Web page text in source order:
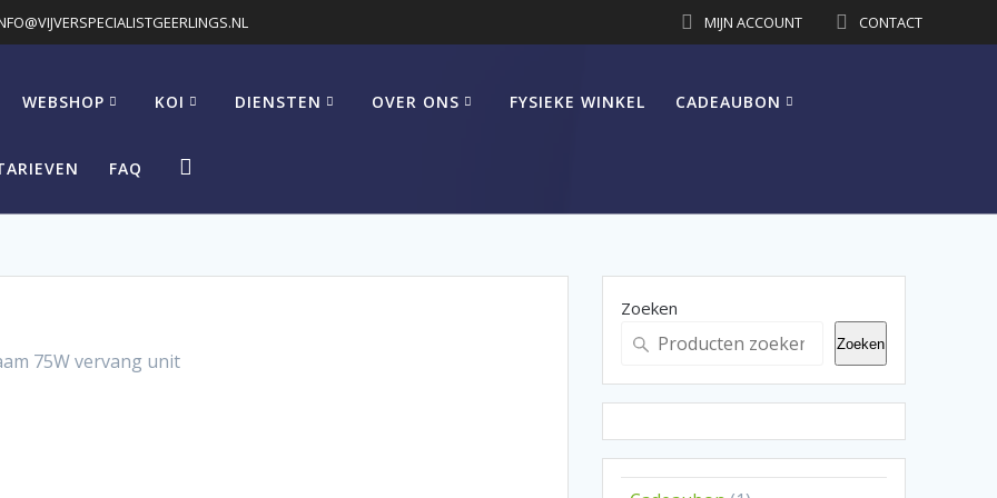
MIJN ACCOUNT CONTACT
WEBSHOP KOI DIENSTEN OVER ONS FYSIEKE WINKEL CADEAUBON
FAQ
75W vervang unit
Zoeken
Zoeken